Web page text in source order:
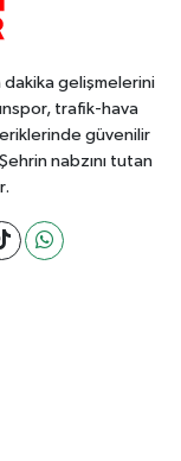
dakika gelişmelerini
trafik-hava
güvenilir
nabzını tutan